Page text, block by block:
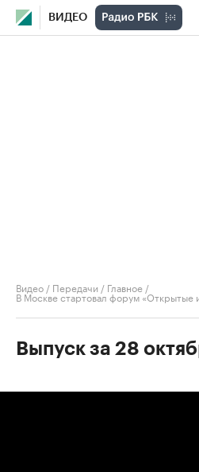
ВИДЕО
Видео / Передачи / Главное /
В Москве стартовал форум «Открытые
Выпуск за 28